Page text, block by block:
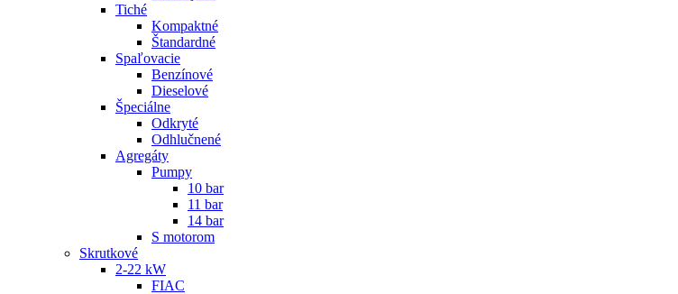
Tiché
Kompaktné
Štandardné
Spaľovacie
Benzínové
Dieselové
Špeciálne
Odkryté
Odhlučnené
Agregáty
Pumpy
10 bar
11 bar
14 bar
S motorom
Skrutkové
2-22 kW
FIAC